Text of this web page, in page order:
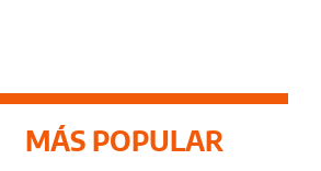
MÁS POPULAR